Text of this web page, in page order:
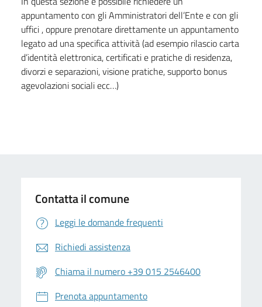
appuntamento con gli Amministratori dell’Ente e con gli
uffici , oppure prenotare direttamente un appuntamento
legato ad una specifica attività (ad esempio rilascio carta
d’identità elettronica, certificati e pratiche di residenza,
divorzi e separazioni, visione pratiche, supporto bonus
agevolazioni sociali ecc…)
Contatta il comune
Leggi le domande frequenti
Richiedi assistenza
Chiama il numero +39 015 2546400
Prenota appuntamento